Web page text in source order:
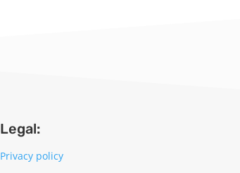
Legal:
Privacy policy